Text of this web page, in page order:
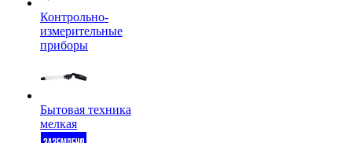
Контрольно-
измерительные
приборы
Бытовая техника
мелкая